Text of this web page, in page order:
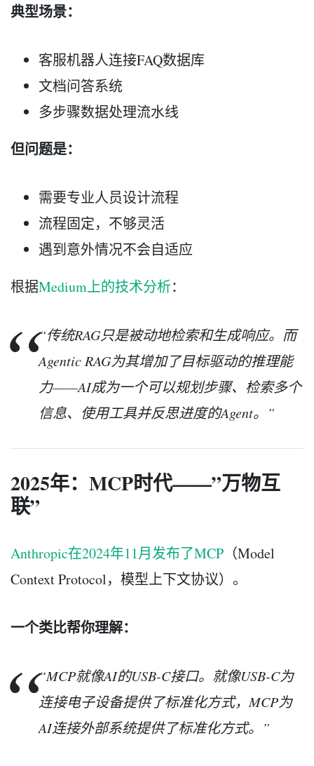
典型场景：
客服机器人连接FAQ数据库
文档问答系统
多步骤数据处理流水线
但问题是：
需要专业人员设计流程
流程固定，不够灵活
遇到意外情况不会自适应
根据Medium上的技术分析：
“传统RAG只是被动地检索和生成响应。而
Agentic RAG为其增加了目标驱动的推理能
力——AI成为一个可以规划步骤、检索多个
信息、使用工具并反思进度的Agent。”
2025年：MCP时代——”万物互
联”
Anthropic在2024年11月发布了MCP （Model
Context Protocol，模型上下文协议）。
一个类比帮你理解：
“MCP就像AI的USB-C接口。就像USB-C为
连接电子设备提供了标准化方式，MCP为
AI连接外部系统提供了标准化方式。”